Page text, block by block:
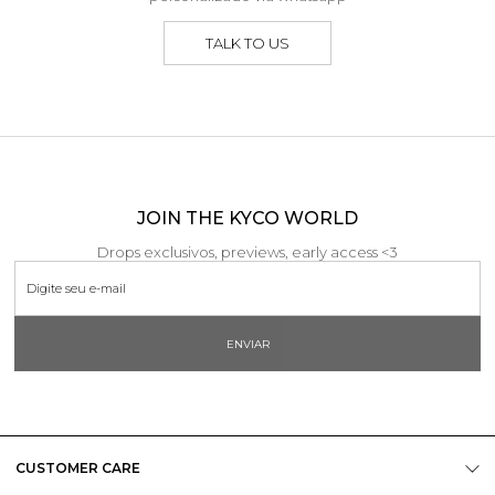
TALK TO US
JOIN THE KYCO WORLD
Drops exclusivos, previews, early access <3
ENVIAR
CUSTOMER CARE